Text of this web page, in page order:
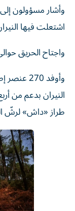
وأشار مسؤولون
اشتعلت فيها
واجتاح الحريق حوالى 153 هكتارا وهو يواصل
وأوفد
النيران بدعم من
طراز «داش» لرشّ